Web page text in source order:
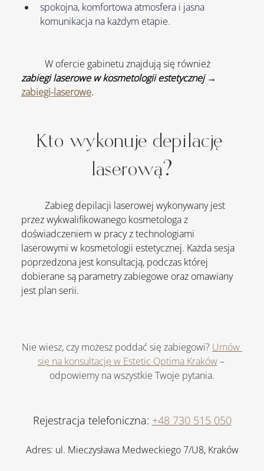
spokojna, komfortowa atmosfera i jasna
komunikacja na każdym etapie.
W ofercie gabinetu znajdują się również
zabiegi laserowe w kosmetologii estetycznej →
zabiegi-laserowe.
Kto wykonuje depilację
laserową?
przez wykwalifikowanego kosmetologa z
doświadczeniem w pracy z technologiami
laserowymi w kosmetologii estetycznej. Każda sesja
poprzedzona jest konsultacją, podczas której
dobierane są parametry zabiegowe oraz omawiany
jest plan serii.
Nie wiesz, czy możesz poddać się zabiegowi? Umów
się na konsultację w Estetic Optima Kraków –
odpowiemy na wszystkie Twoje pytania.
Rejestracja telefoniczna: +48 730 515 050
Adres: ul. Mieczysława Medweckiego 7/U8, Kraków